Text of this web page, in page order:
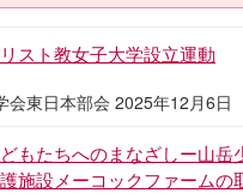
スト教女子大学設立運動
会東日本部会 2025年12月6日
どもたちへのまなざしー山岳
施設メーコックファームの